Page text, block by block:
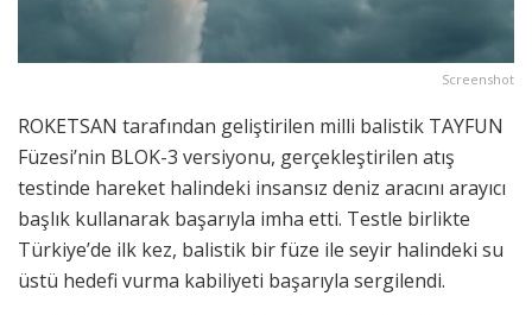
Screenshot
ROKETSAN tarafından geliştirilen milli balistik TAYFUN
Füzesi’nin BLOK-3 versiyonu, gerçekleştirilen atış
testinde hareket halindeki insansız deniz aracını arayıcı
başlık kullanarak başarıyla imha etti. Testle birlikte
Türkiye’de ilk kez, balistik bir füze ile seyir halindeki su
üstü hedefi vurma kabiliyeti başarıyla sergilendi.